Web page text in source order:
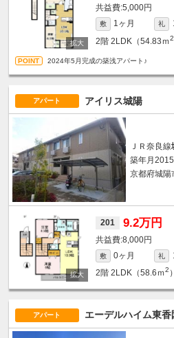
5,000円
敷 1ヶ月 礼
2階 2LDK（54.83ｍ2
2024年5月完成の築浅アパート♪
アパート アイリス城陽
ＪＲ奈良線
築年月
京都府城陽
201 9.2万円
8,000円
敷 0ヶ月 礼
2階 2LDK（58.6ｍ2 ）
アパート エーデルハイム東香